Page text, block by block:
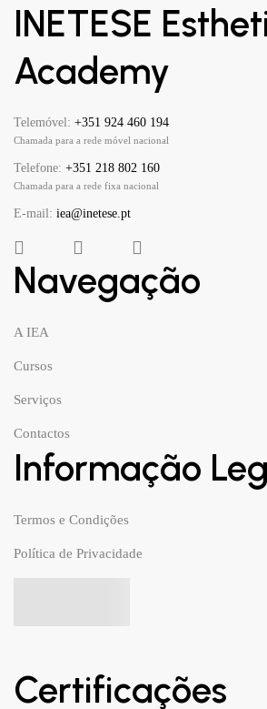
INETESE
Academy
Telemóvel: +351 924 460 194
Chamada para a rede móvel nacional
Telefone: +351 218 802 160
Chamada para a rede fixa nacional
E-mail: iea@inetese.pt
Navegação
A IEA
Cursos
Serviços
Contactos
Informação
Termos e Condições
Política de Privacidade
Certificações